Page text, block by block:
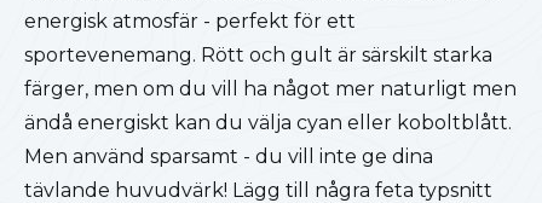
energisk atmosfär - perfekt för ett
sportevenemang. Rött och gult är särskilt starka
färger, men om du vill ha något mer naturligt men
ändå energiskt kan du välja cyan eller koboltblått.
Men använd sparsamt - du vill inte ge dina
tävlande huvudvärk! Lägg till några feta typsnitt